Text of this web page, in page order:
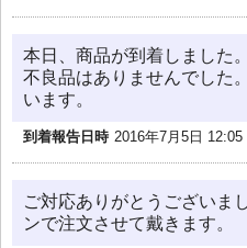
本日、商品が到着しました
不良品はありませんでした
います。
到着報告日時 2016年7月5日 12:05
ご対応ありがとうございま
ンで注文させて戴きます。